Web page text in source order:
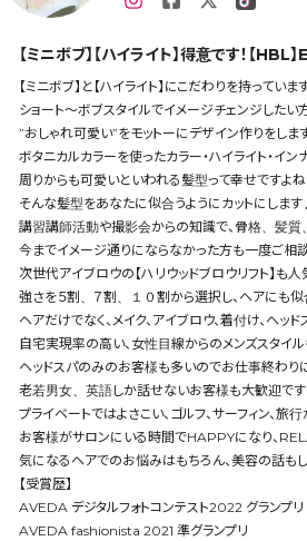
【ミニボブ】【ハイライト】得意です！【
【ミニボブ】と【ハイライト】にこだわりを持っています
ショート〜ボブスタイルでイメージチェンジした
”おしゃれ可愛い”をモットーにデザイン作りをします
ボタニカルカラーを使ったカラー・ハイライト・イ
周りからも可愛いといわれる髪型って幸せですよね
そんな髪型をあなたに似合うようにカットにしま
講習講師活動や撮影会からの知識で、骨格、髪質、
今までイメージ通りにならなかった方も一度ご相談
次世代アイブロウの【ハリウッドブロウリフト】も人
強さを５割、７割、１０割から選択し、ヘアにも
ヘアだけでなく、メイク、アイブロウ、着付け、ヘ
自宅実現率の高い、女性目線からのメンズスタイル
ヘッドスパのみのお客様も多いのでお仕事終わり
老若男女、英語しか話せないお客様も大歓迎です
プライベートではよさこい、ゴルフ、サーフィン、旅行
お客様がサロンにいる時間でHAPPYになり、
気になるヘアでのお悩みはもちろん、美容の話も
【受賞歴】
AVEDA デジタルフォトコンテスト2022 グランプリ
AVEDA fashionista 2021 準グランプリ